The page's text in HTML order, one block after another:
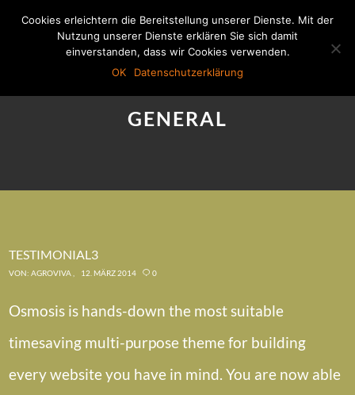
GENERAL
TESTIMONIAL3
VON:AGROVIVA 12. MÄRZ 2014 0
Osmosis is hands-down the most suitable
timesaving multi-purpose theme for building
every website you have in mind. You are now able
Cookies erleichtern die Bereitstellung unserer Dienste. Mit der
Nutzung unserer Dienste erklären Sie sich damit
einverstanden, dass wir Cookies verwenden.
OK
Datenschutzerklärung